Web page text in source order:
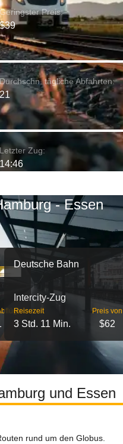
Geringster Preis:
$39
Durchschn. tägliche Abfahrten:
21
Letzter Zug:
14:46
- Essen
Deutsche Bahn
Intercity-Zug
Reisezeit
3 Std. 11 Min.
Preis von
$62
und Essen
rund um den Globus.